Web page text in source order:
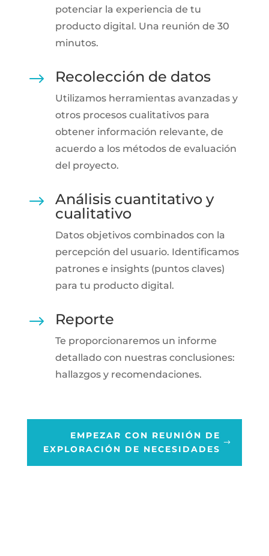
potenciar la experiencia de tu
producto digital. Una reunión de 30
minutos.
$ Recolección de datos
Utilizamos herramientas avanzadas y
otros procesos cualitativos para
obtener información relevante, de
acuerdo a los métodos de evaluación
del proyecto.
$
Análisis cuantitativo y
cualitativo
Datos objetivos combinados con la
percepción del usuario. Identificamos
patrones e insights (puntos claves)
para tu producto digital.
$ Reporte
Te proporcionaremos un informe
detallado con nuestras conclusiones:
hallazgos y recomendaciones.
EMPEZAR CON REUNIÓN DE
EXPLORACIÓN DE NECESIDADES